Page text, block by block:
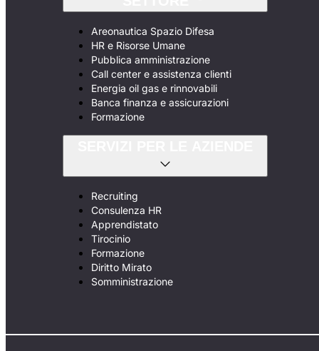
Areonautica Spazio Difesa
HR e Risorse Umane
Pubblica amministrazione
Call center e assistenza clienti
Energia oil gas e rinnovabili
Banca finanza e assicurazioni
Formazione
Recruiting
Consulenza HR
Apprendistato
Tirocinio
Formazione
Diritto Mirato
Somministrazione